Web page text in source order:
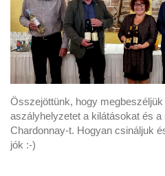
Összejöttünk, hogy
aszályhelyzetet a kilátásokat és a
Chardonnay-t. Hogyan csináljuk
jók :-)